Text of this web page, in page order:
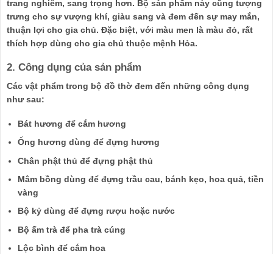
trang nghiêm, sang trọng hơn. Bộ sản phẩm này cũng tượng
trưng cho sự vượng khí, giàu sang và đem đến sự may mắn,
thuận lợi cho gia chủ. Đặc biệt, với màu men là màu đỏ, rất
thích hợp dùng cho gia chủ thuộc mệnh Hỏa.
2. Công dụng của sản phẩm
Các vật phẩm trong bộ đồ thờ đem đến những công dụng
như sau:
Bát hương để cắm hương
Ống hương dùng để đựng hương
Chân phật thủ để đựng phật thủ
Mâm bồng dùng để đựng trầu cau, bánh kẹo, hoa quả, tiền
vàng
Bộ kỷ dùng để đựng rượu hoặc nước
Bộ ấm trà để pha trà cúng
Lộc bình để cắm hoa